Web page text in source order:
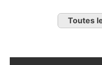
Toutes